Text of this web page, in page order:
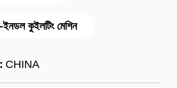
কুইলটিং মেশিন
CHINA